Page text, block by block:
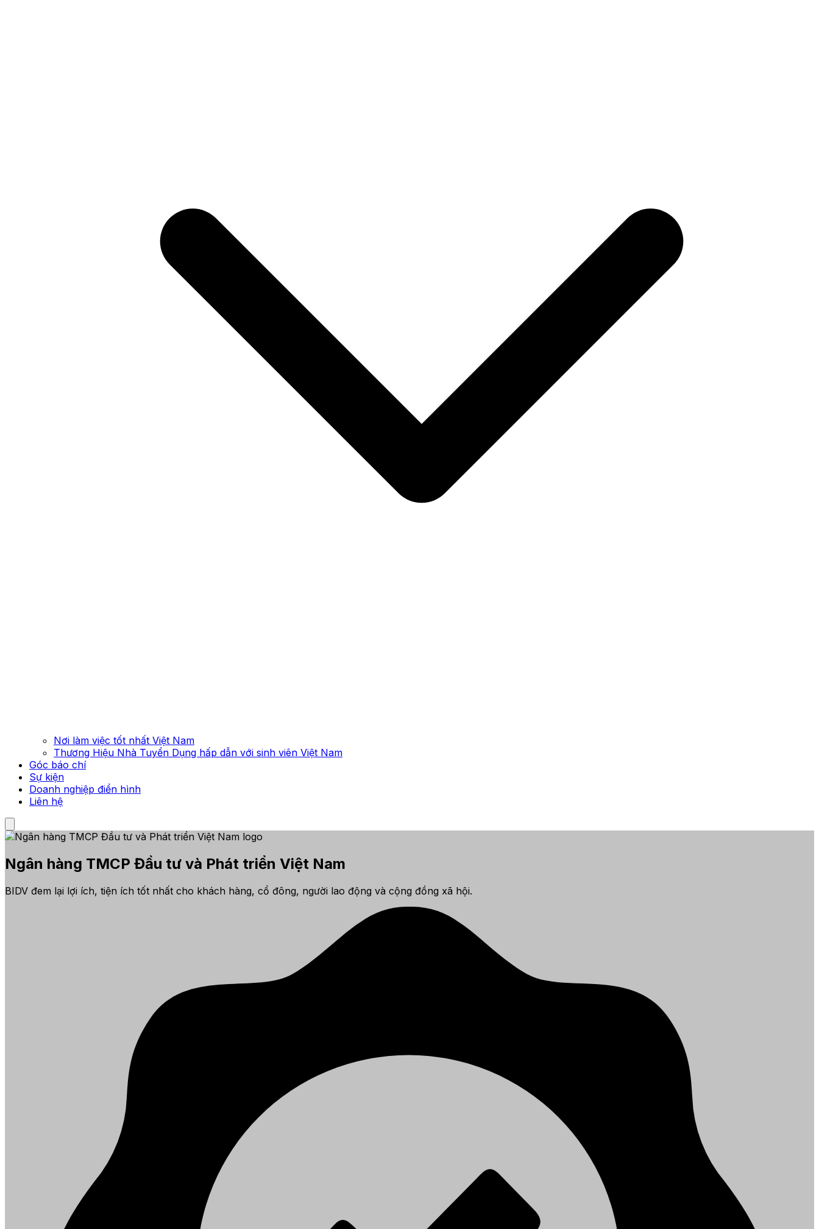
Nơi làm việc tốt nhất Việt Nam
Thương Hiệu Nhà Tuyển Dụng hấp dẫn với sinh viên Việt Nam
Góc báo chí
Sự kiện
Doanh nghiệp điển hình
Liên hệ
Ngân hàng TMCP Đầu tư và Phát triển Việt Nam
BIDV đem lại lợi ích, tiện ích tốt nhất cho khách hàng, cổ đông, người lao động và cộng đồng xã hội.